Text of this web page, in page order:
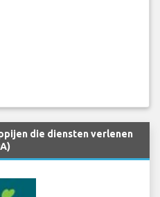
die diensten verlenen